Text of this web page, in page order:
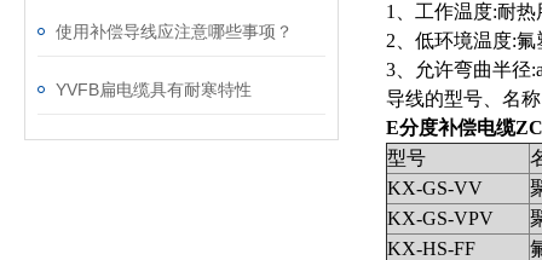
使用补偿导线应注意哪些事项？
YVFB扁电缆具有耐寒特性
1、工作温度:耐
2、低环境温度:
3、允许弯曲半径
导线的型号、名称
E分度补偿电缆
型号
KX-GS-VV
KX-GS-VPV
KX-HS-FF